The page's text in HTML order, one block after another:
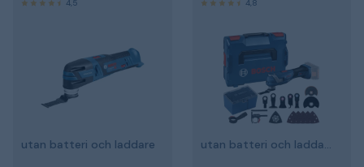
4,5
utan batteri och laddare
4,8
utan batteri och laddare, med tillbehör